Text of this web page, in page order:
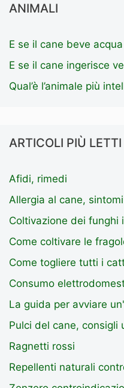
ANIMALI
E se il cane beve
E se il cane ingerisce
Qual’è l’animale più
ARTICOLI PIÙ LETTI
Afidi, rimedi
Allergia al cane,
Coltivazione dei funghi
Come coltivare le
Come togliere tutti i
Consumo
La guida per avviare
Pulci del cane, consigli
Ragnetti rossi
Repellenti naturali